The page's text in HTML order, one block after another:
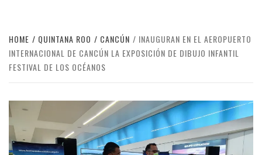
HOME QUINTANA ROO CANCÚN
INAUGURAN EN EL AEROPUERTO
INTERNACIONAL DE CANCÚN LA EXPOSICIÓN DE DIBUJO INFANTIL
FESTIVAL DE LOS OCÉANOS